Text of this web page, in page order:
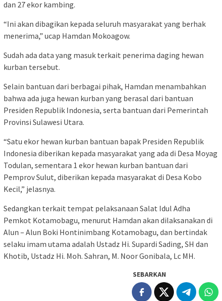
dan 27 ekor kambing.
“Ini akan dibagikan kepada seluruh masyarakat yang berhak
menerima,” ucap Hamdan Mokoagow.
Sudah ada data yang masuk terkait penerima daging hewan
kurban tersebut.
Selain bantuan dari berbagai pihak, Hamdan menambahkan
bahwa ada juga hewan kurban yang berasal dari bantuan
Presiden Republik Indonesia, serta bantuan dari Pemerintah
Provinsi Sulawesi Utara.
“Satu ekor hewan kurban bantuan bapak Presiden Republik
Indonesia diberikan kepada masyarakat yang ada di Desa Moyag
Todulan, sementara 1 ekor hewan kurban bantuan dari
Pemprov Sulut, diberikan kepada masyarakat di Desa Kobo
Kecil,” jelasnya.
Sedangkan terkait tempat pelaksanaan Salat Idul Adha
Pemkot Kotamobagu, menurut Hamdan akan dilaksanakan di
Alun – Alun Boki Hontinimbang Kotamobagu, dan bertindak
selaku imam utama adalah Ustadz Hi. Supardi Sading, SH dan
Khotib, Ustadz Hi. Moh. Sahran, M. Noor Gonibala, Lc MH.
SEBARKAN